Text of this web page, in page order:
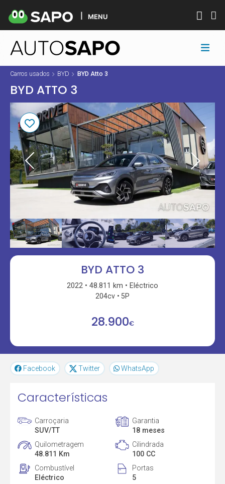
MENU
Carros usados BYD BYD Atto 3
BYD ATTO 3
BYD ATTO 3
2022 48.811 km
Eléctrico
204cv
5P
28.900€
Facebook Twitter WhatsApp
Características
Carroçaria
SUV/TT
Garantia
18 meses
Quilometragem
48.811 Km
Cilindrada
100 CC
Combustível
Eléctrico
Portas
5